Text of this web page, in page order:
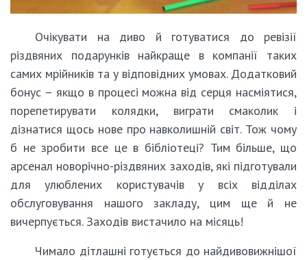
Очікувати на диво й готуватися до ревізії
різдвяних подарунків найкраще в компанії таких
самих мрійників та у відповідних умовах. Додатковий
бонус – якщо в процесі можна від серця насміятися,
порепетирувати колядки, виграти смаколик і
дізнатися щось нове про навколишній світ. Тож чому
б не зробити все це в бібліотеці? Тим більше, що
арсенал новорічно-різдвяних заходів, які підготували
для улюблених користувачів у всіх відділах
обслуговування нашого закладу, цим ще й не
вичерпується. Заходів вистачило на місяць!
Чимало дітлашні готується до найдивовижнішої